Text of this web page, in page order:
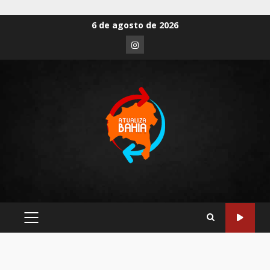
6 de agosto de 2026